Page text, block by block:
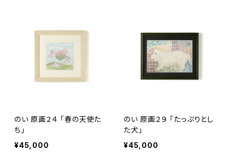
のい 原画２４ 「春の天使た
ち」
¥45,000
のい 原画２９ 「たっぷりとし
た犬」
¥45,000